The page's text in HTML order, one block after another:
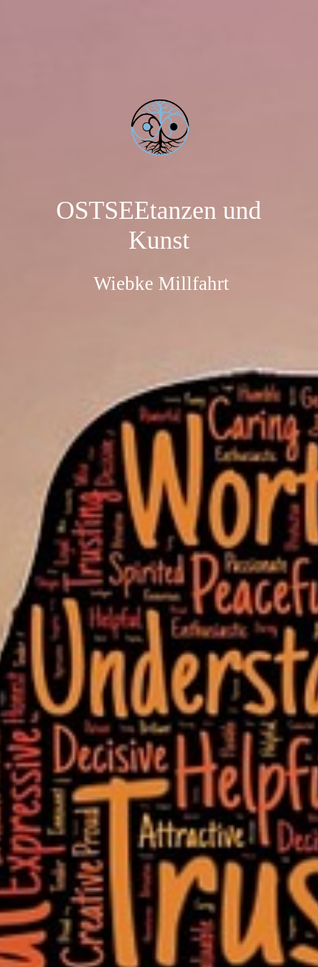
OSTSEEtanzen und
Kunst
Wiebke Millfahrt